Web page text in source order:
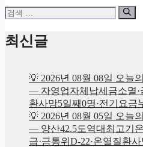
검
최신글
💡 2026년 08월 08일 오늘
— 자영업자체납세금소멸·
환사망5일째0명·전기요금
💡 2026년 08월 05일 오늘
— 양산42.5도역대최고기
급·금통위D-22·온열질환사